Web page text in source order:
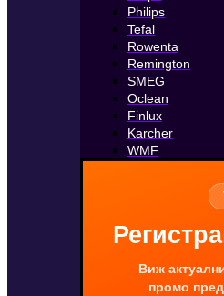
Philips
Tefal
Rowenta
Remington
SMEG
Oclean
Finlux
Karcher
WMF
Виж
промо